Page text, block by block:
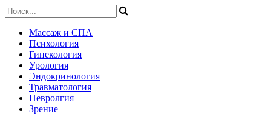
Массаж и СПА
Психология
Гинекология
Урология
Эндокринология
Травматология
Невролгия
Зрение